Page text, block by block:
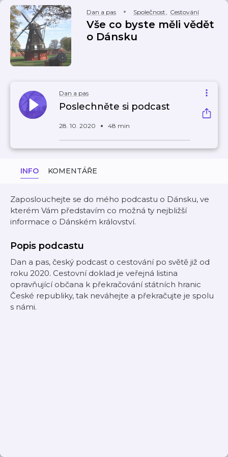
Dan a pas Společnost, Cestování
Vše co byste měli vědět
o Dánsku
Dan a pas
Poslechněte si podcast
28. 10. 2020 48 min
INFO KOMENTÁŘE
Zaposlouchejte se do mého podcastu o Dánsku, ve
kterém Vám představím co možná ty nejbližší
informace o Dánském království.
Popis podcastu
Dan a pas, český podcast o cestování po světě již od
roku 2020. Cestovní doklad je veřejná listina
opravňující občana k překračování státních hranic
České republiky, tak neváhejte a překračujte je spolu
s námi.